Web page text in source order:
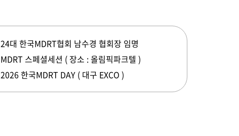
24대 한국MDRT협회 남수경 협회장 임명
MDRT 스페셜세션 ( 장소 : 올림픽파크텔 )
2026 한국MDRT DAY ( 대구 EXCO )